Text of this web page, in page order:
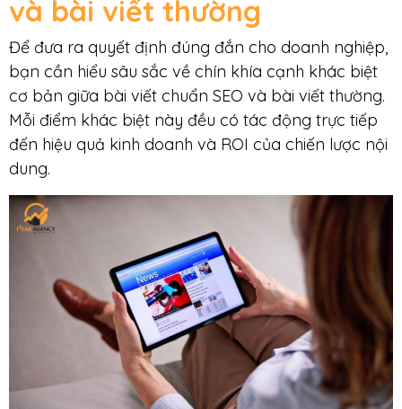
và bài viết thường
Để đưa ra quyết định đúng đắn cho doanh nghiệp,
bạn cần hiểu sâu sắc về chín khía cạnh khác biệt
cơ bản giữa bài viết chuẩn SEO và bài viết thường.
Mỗi điểm khác biệt này đều có tác động trực tiếp
đến hiệu quả kinh doanh và ROI của chiến lược nội
dung.